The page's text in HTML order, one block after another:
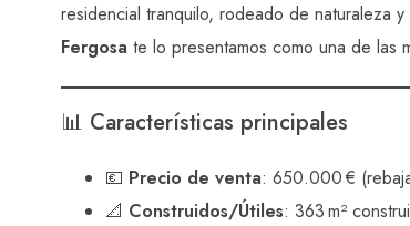
residencial tranquilo, rodeado de naturaleza
Fergosa te lo presentamos como una de las
📊 Características principales
💶 Precio de venta: 650.000 €
📐 Construidos/Útiles: 363 m²